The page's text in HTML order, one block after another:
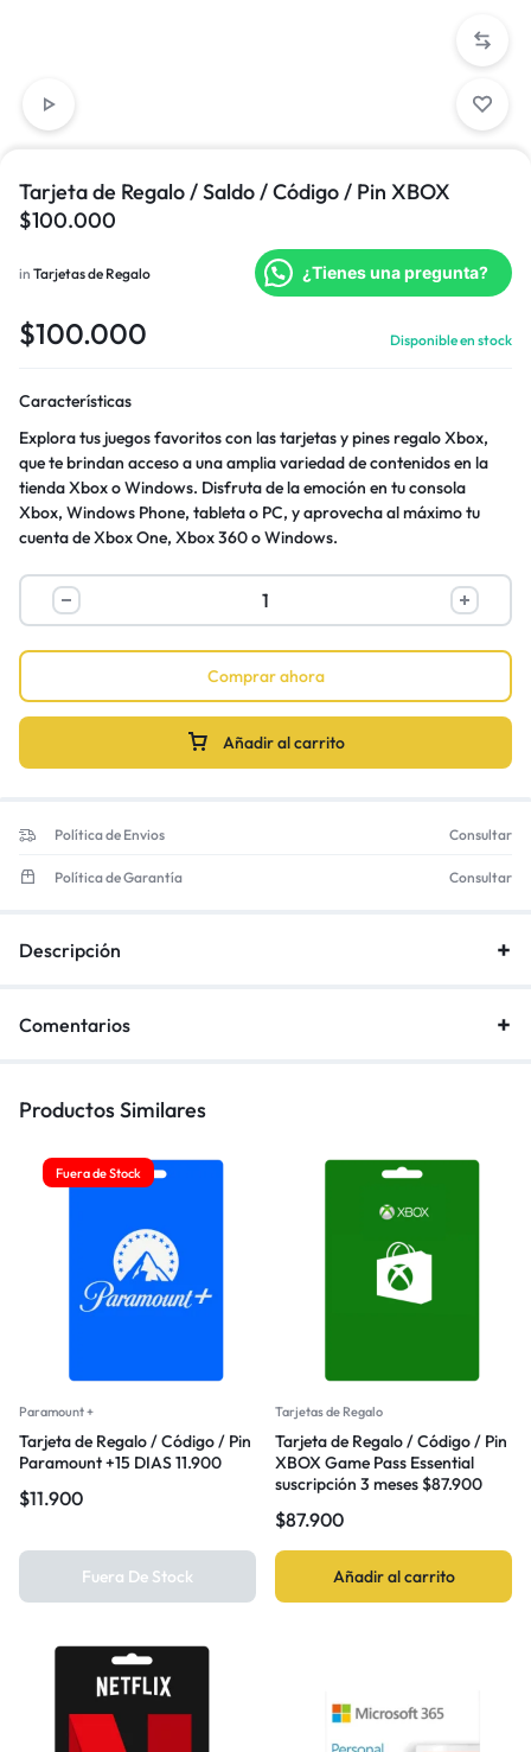
Tarjeta de Regalo / Saldo / Código / Pin XBOX
$100.000
in Tarjetas de Regalo ¿Tienes una pregunta?
$100.000 Disponible en stock
Características
Explora tus juegos favoritos con las tarjetas y pines regalo Xbox,
que te brindan acceso a una amplia variedad de contenidos en la
tienda Xbox o Windows. Disfruta de la emoción en tu consola
Xbox, Windows Phone, tableta o PC, y aprovecha al máximo tu
cuenta de Xbox One, Xbox 360 o Windows.
Añadir al carrito
Comprar ahora
Política de Envios Consultar
Política de Garantía Consultar
Descripción
Comentarios
Productos Similares
Fuera de Stock
Paramount +
Tarjeta de Regalo / Código / Pin
Paramount +15 DIAS 11.900
$11.900
Fuera De Stock
Tarjetas de Regalo
Tarjeta de Regalo / Código / Pin
XBOX Game Pass Essential
suscripción 3 meses $87.900
$87.900
Añadir al carrito